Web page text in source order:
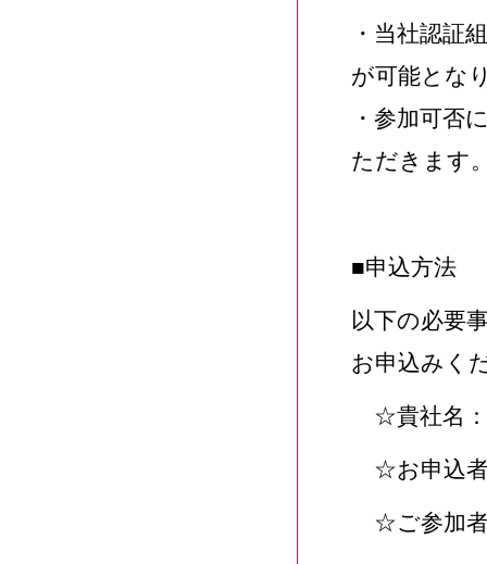
・当社認証
が可能とな
・参加可否
ただきます
■申込方法
以下の必要
お申込みく
☆貴社名：
☆お申込者
☆ご参加者